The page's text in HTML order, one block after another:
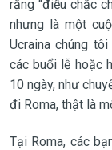
rằng “điều chắc
nhưng là một
Ucraina chúng
các buổi lễ hoặc
10 ngày, như
đi Roma, thật là
Tại Roma, các